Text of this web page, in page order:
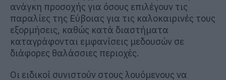
ανάγκη προσοχής για όσους επιλέγουν τις
παραλίες της Εύβοιας για τις καλοκαιρινές τους
εξορμήσεις, καθώς κατά διαστήματα
καταγράφονται εμφανίσεις μεδουσών σε
διάφορες θαλάσσιες περιοχές.
Οι ειδικοί συνιστούν στους λουόμενους να